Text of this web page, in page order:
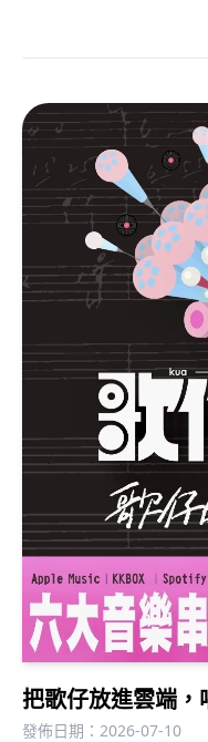
中心共同主辦的「
辦至今累積超過四萬
演，接續巡演臺中、
縣市七檔好戲皆歡迎
基金會連續3年皆委
學者透過2階段評選
戲齣，今年選出新協
劇團、薪傳歌仔戲劇
戲團、一心戲劇團（
帶來充滿奇思異想的
隊出任務的哮天犬、
姐、成了「旺來神」
闖進糖果屋的白雪公
冒險！ 除此之外，今
人物「鴿仔」與「鴿
親子看戲回憶的連結
對活潑逗趣的姊弟飛
兒童歌仔戲」的活動
術體驗活動今年更擴
含著戲服、畫戲、偶
藍染、皮雕等免費體
重送活動」，以嘉惠
點，集滿點數兌換精
辦「2026兒童歌仔戲—
—2026鄉鎮巡演」任意
後更加碼推出——「
把歌仔放進雲端，
發佈日期：2026-07-10